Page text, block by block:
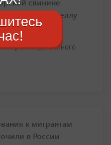
свинине
сальмонеллу
проведены по
производственного
к мигрантам
в России